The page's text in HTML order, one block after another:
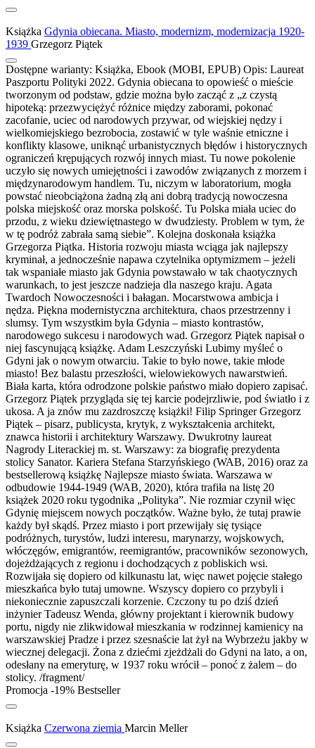
Książka Gdynia obiecana. Miasto, modernizm, modernizacja 1920-
1939 Grzegorz Piątek
Dostępne warianty: Książka, Ebook (MOBI, EPUB) Opis: Laureat
Paszportu Polityki 2022. Gdynia obiecana to opowieść o mieście
tworzonym od podstaw, gdzie można było zacząć z „z czystą
hipoteką: przezwyciężyć różnice między zaborami, pokonać
zacofanie, uciec od narodowych przywar, od wiejskiej nędzy i
wielkomiejskiego bezrobocia, zostawić w tyle waśnie etniczne i
konflikty klasowe, uniknąć urbanistycznych błędów i historycznych
ograniczeń krępujących rozwój innych miast. Tu nowe pokolenie
uczyło się nowych umiejętności i zawodów związanych z morzem i
międzynarodowym handlem. Tu, niczym w laboratorium, mogła
powstać nieobciążona żadną złą ani dobrą tradycją nowoczesna
polska miejskość oraz morska polskość. Tu Polska miała uciec do
przodu, z wieku dziewiętnastego w dwudziesty. Problem w tym, że
w tę podróż zabrała samą siebie”. Kolejna doskonała książka
Grzegorza Piątka. Historia rozwoju miasta wciąga jak najlepszy
kryminał, a jednocześnie napawa czytelnika optymizmem – jeżeli
tak wspaniałe miasto jak Gdynia powstawało w tak chaotycznych
warunkach, to jest jeszcze nadzieja dla naszego kraju. Agata
Twardoch Nowoczesności i bałagan. Mocarstwowa ambicja i
nędza. Piękna modernistyczna architektura, chaos przestrzenny i
slumsy. Tym wszystkim była Gdynia – miasto kontrastów,
narodowego sukcesu i narodowych wad. Grzegorz Piątek napisał o
niej fascynującą książkę. Adam Leszczyński Lubimy myśleć o
Gdyni jak o nowym otwarciu. Takie to było nowe, takie młode
miasto! Bez balastu przeszłości, wielowiekowych nawarstwień.
Biała karta, która odrodzone polskie państwo miało dopiero zapisać.
Grzegorz Piątek przygląda się tej karcie podejrzliwie, pod światło i z
ukosa. A ja znów mu zazdroszczę książki! Filip Springer Grzegorz
Piątek – pisarz, publicysta, krytyk, z wykształcenia architekt,
znawca historii i architektury Warszawy. Dwukrotny laureat
Nagrody Literackiej m. st. Warszawy: za biografię prezydenta
stolicy Sanator. Kariera Stefana Starzyńskiego (WAB, 2016) oraz za
bestsellerową książkę Najlepsze miasto świata. Warszawa w
odbudowie 1944-1949 (WAB, 2020), która trafiła na listę 20
książek 2020 roku tygodnika „Polityka”. Nie rozmiar czynił więc
Gdynię miejscem nowych początków. Ważne było, że tutaj prawie
każdy był skądś. Przez miasto i port przewijały się tysiące
podróżnych, turystów, ludzi interesu, marynarzy, wojskowych,
włóczęgów, emigrantów, reemigrantów, pracowników sezonowych,
dojeżdżających z regionu i dochodzących z pobliskich wsi.
Rozwijała się dopiero od kilkunastu lat, więc nawet pojęcie stałego
mieszkańca było tutaj umowne. Wszyscy dopiero co przybyli i
niekoniecznie zapuszczali korzenie. Czczony tu po dziś dzień
inżynier Tadeusz Wenda, główny projektant i kierownik budowy
portu, nigdy nie zlikwidował mieszkania w rodzinnej kamienicy na
warszawskiej Pradze i przez szesnaście lat żył na Wybrzeżu jakby w
wiecznej delegacji. Żona z dziećmi zjeżdżali do Gdyni na lato, a on,
odesłany na emeryturę, w 1937 roku wrócił – ponoć z żalem – do
stolicy. /fragment/
Promocja -19% Bestseller
Książka Czerwona ziemia Marcin Meller